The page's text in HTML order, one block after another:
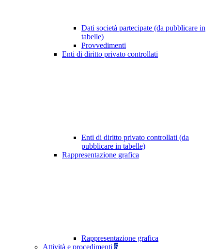
Dati società partecipate (da pubblicare in
tabelle)
Provvedimenti
Enti di diritto privato controllati
Enti di diritto privato controllati (da
pubblicare in tabelle)
Rappresentazione grafica
Rappresentazione grafica
Attività e procedimenti 6